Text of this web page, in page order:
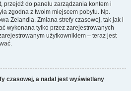
przejdź do panelu zarządzania kontem i
zgodna z twoim miejscem pobytu. Np.
Zelandia. Zmiana strefy czasowej, tak jak i
wykonana tylko przez zarejestrowanych
użytkownikiem – teraz jest
czasowej, a nadal jest wyświetlany